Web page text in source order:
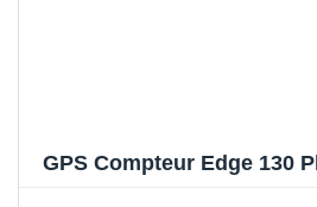
GPS Compteur Edge 130